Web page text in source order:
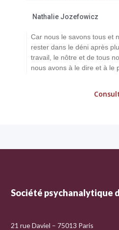
Nathalie Jozefowicz
Car nous le savons tous et
rester dans le déni après
travail, le nôtre et de tous
nous avons à le dire et à le
Société psychanalytique
21 rue Daviel – 75013 Paris